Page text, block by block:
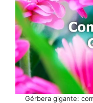
Gérbera gigante: